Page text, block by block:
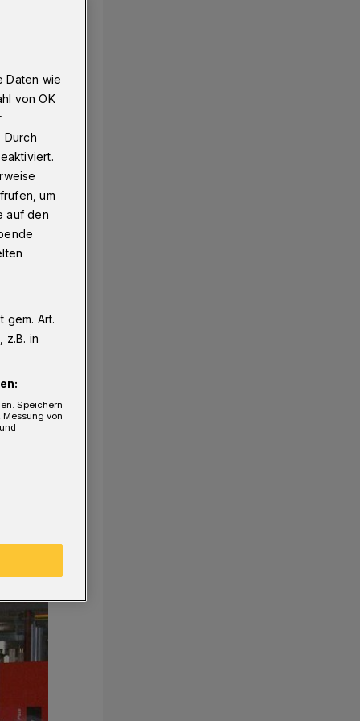
Daten wie
von OK
Durch
um
auf den
gem. Art.
z.B. in
Speichern
von